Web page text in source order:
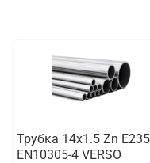
Трубка 14х1.5 Zn E235
EN10305-4 VERSO